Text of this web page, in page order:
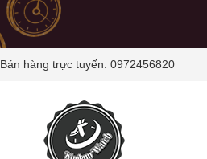
Bán hàng trực tuyến: 0972456820